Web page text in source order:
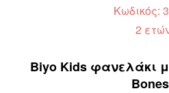
Κωδικός:
2
Biyo Kids φανελάκι